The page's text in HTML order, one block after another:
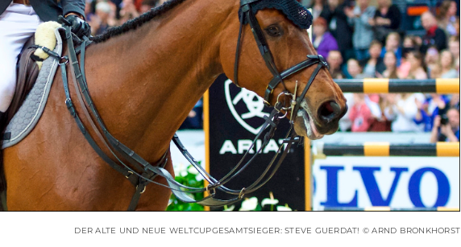
DER ALTE UND NEUE WELTCUPGESAMTSIEGER: STEVE GUERDAT! © ARND BRONKHORST